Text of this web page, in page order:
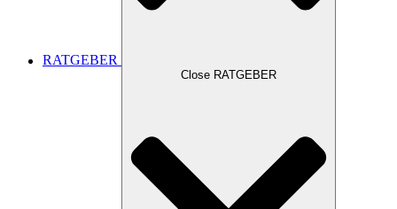
RATGEBER
Close RATGEBER